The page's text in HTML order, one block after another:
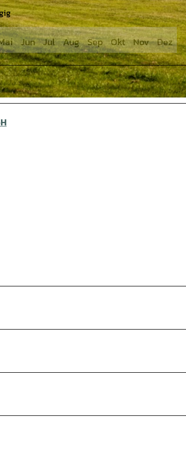
Jun Jul Aug Sep Okt Nov Dez